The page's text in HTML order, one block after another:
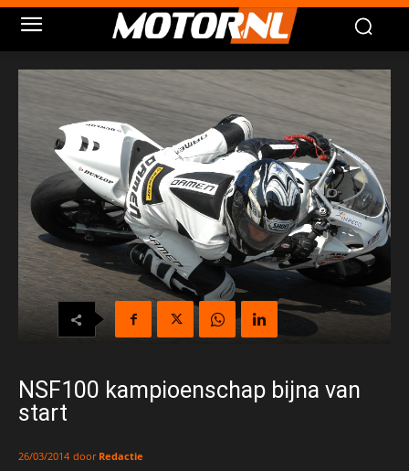
NSF100 kampioenschap bijna van
start
26/03/2014 door Redactie